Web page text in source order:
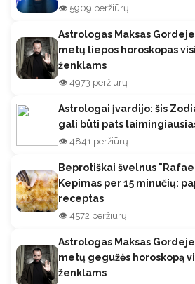
👁️ 5909 peržiūrų
Astrologas Maksas
metų liepos horoskopas
ženklams
👁️ 4973 peržiūrų
Astrologai įvardijo: šis
gali būti pats
👁️ 4841 peržiūrų
Beprotiškai švelnus
Kepimas per 15 minučių:
receptas
👁️ 4572 peržiūrų
Astrologas Maksas
metų gegužės horoskopą
ženklams